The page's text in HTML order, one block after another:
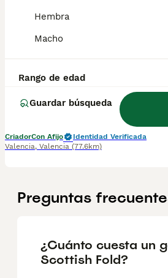
Hembra
Macho
Rango de edad
Guardar búsqueda
9 semanas 1 1200 €
CriadorCon Afijo
Identidad Verificada
Valencia, Valencia (77.6km)
Preguntas
¿Cuánto cuesta un
Scottish Fold?